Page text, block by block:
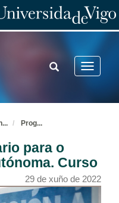
Toggle
TOGGLE
SEARCH
... Prog...
para o
Curso
29 de xuño de 2022